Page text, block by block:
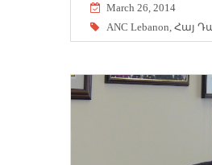
March 26, 2014
ANC Lebanon Հայ